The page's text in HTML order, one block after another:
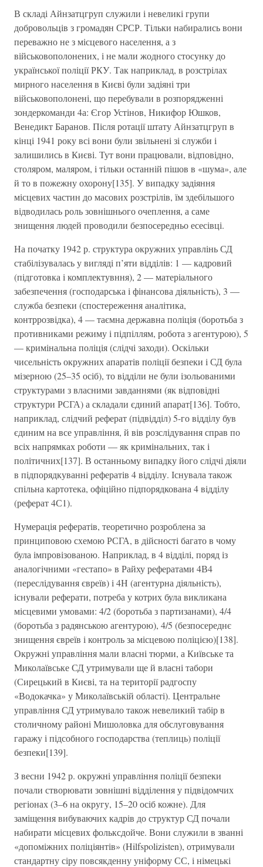
В складі Айнзатцгруп служили і невеликі групи
добровольців з громадян СРСР. Тільки набирались вони
переважно не з місцевого населення, а з
військовополонених, і не мали жодного стосунку до
української поліції РКУ. Так наприклад, в розстрілах
мирного населення в Києві були задіяні три
військовополонені, що перебували в розпорядженні
зондеркоманди 4а: Єгор Устінов, Никифор Юшков,
Венедикт Баранов. Після ротації штату Айнзатцгруп в
кінці 1941 року всі вони були звільнені зі служби і
залишились в Києві. Тут вони працювали, відповідно,
столяром, маляром, і тільки останній пішов в «шума», але
й то в пожежну охорону[135]. У випадку задіяння
місцевих частин до масових розстрілів, їм здебільшого
відводилась роль зовнішнього очеплення, а саме
знищення людей проводили безпосередньо есесівці.
На початку 1942 р. структура окружних управлінь СД
стабілізувалась у вигляді п’яти відділів: 1 — кадровий
(підготовка і комплектувння), 2 — матеріального
забезпечення (господарська і фінансова діяльність), 3 —
служба безпеки (спостереження аналітика,
контррозвідка), 4 — таємна державна поліція (боротьба з
противниками режиму і підпіллям, робота з агентурою), 5
— кримінальна поліція (слідчі заходи). Оскільки
чисельність окружних апаратів поліції безпеки і СД була
мізерною (25–35 осіб), то відділи не були ізольованими
структурами з власними завданнями (як відповідні
структури РСГА) а складали єдиний апарат[136]. Тобто,
наприклад, слідчий реферат (підвідділ) 5-го відділу був
єдиним на все управління, й вів розслідування справ по
всіх напрямках роботи — як кримінальних, так і
політичних[137]. В останньому випадку його слідчі діяли
в підпорядкуванні рефератів 4 відділу. Існувала також
спільна картотека, офіційно підпорядкована 4 відділу
(реферат 4С1).
Нумерація рефератів, теоретично розроблена за
принциповою схемою РСГА, в дійсності багато в чому
була імпровізованою. Наприклад, в 4 відділі, поряд із
аналогічними «гестапо» в Райху рефератами 4В4
(переслідування євреїв) і 4Н (агентурна діяльність),
існували реферати, потреба у котрих була викликана
місцевими умовами: 4/2 (боротьба з партизанами), 4/4
(боротьба з радянською агентурою), 4/5 (безпосереднє
знищення євреїв і контроль за місцевою поліцією)[138].
Окружні управління мали власні тюрми, а Київське та
Миколаївське СД утримували ще й власні табори
(Сирецький в Києві, та на території радгоспу
«Водокачка» у Миколаївській області). Центральне
управління СД утримувало також невеликий табір в
столичному районі Мишоловка для обслуговування
гаражу і підсобного господарства (теплиць) поліції
безпеки[139].
З весни 1942 р. окружні управління поліції безпеки
почали створювати зовнішні відділення у підвідомчих
регіонах (3–6 на округу, 15–20 осіб кожне). Для
заміщення вибуваючих кадрів до структур СД почали
набирати місцевих фольксдойче. Вони служили в званні
«допоміжних поліціянтів» (Hilfspolizisten), отримували
стандартну сіру повсякденну уніформу СС, і німецькі